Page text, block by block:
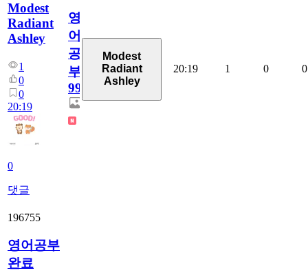
Modest
Radiant
Ashley
1
0
0
20:19
0
댓글
영
어
공
부
99
Modest
Radiant
Ashley
20:19 1 0 0
196755
영어공부
완료